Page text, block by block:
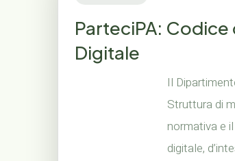
ParteciPA: Codice
Digitale
Il
Struttura di
normativa e
digitale,